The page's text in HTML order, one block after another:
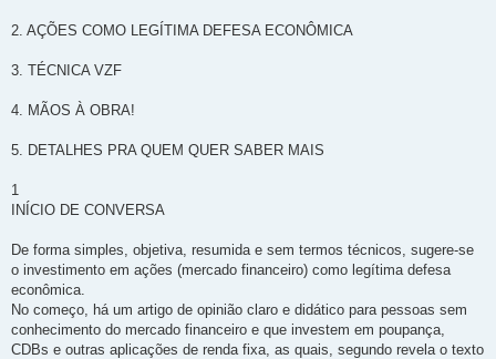
2. AÇÕES COMO LEGÍTIMA DEFESA ECONÔMICA
3. TÉCNICA VZF
4. MÃOS À OBRA!
5. DETALHES PRA QUEM QUER SABER MAIS
1
INÍCIO DE CONVERSA
De forma simples, objetiva, resumida e sem termos técnicos, sugere-se
o investimento em ações (mercado financeiro) como legítima defesa
econômica.
No começo, há um artigo de opinião claro e didático para pessoas sem
conhecimento do mercado financeiro e que investem em poupança,
CDBs e outras aplicações de renda fixa, as quais, segundo revela o texto